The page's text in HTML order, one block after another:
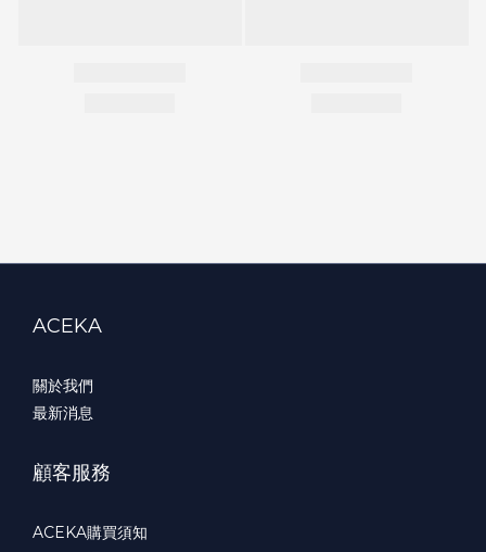
ACEKA
關於我們
最新消息
顧客服務
ACEKA購買須知